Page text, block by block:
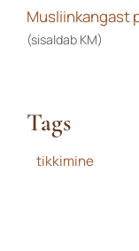
oli:
95.00€.
on:
75.00€.
Musliinkangast
(sisaldab KM)
Tags
tikkimine